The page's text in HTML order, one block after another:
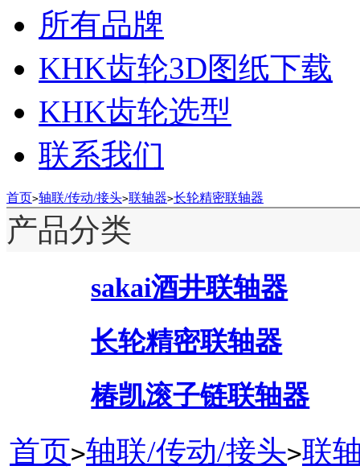
所有品牌
KHK齿轮3D图纸下载
KHK齿轮选型
联系我们
首页>轴联/传动/接头>联轴器>长轮精密联轴器
产品分类
sakai酒井联轴器
长轮精密联轴器
椿凯滚子链联轴器
首页>轴联/传动/接头>联